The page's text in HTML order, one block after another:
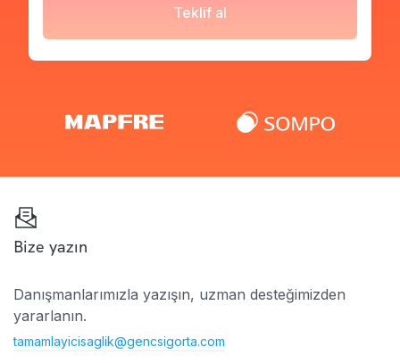
Teklif al
Bize yazın
Danışmanlarımızla yazışın, uzman desteğimizden
yararlanın.
tamamlayicisaglik@gencsigorta.com